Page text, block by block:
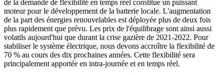
de la demande de flexibilité en temps réel constitue un puissant
moteur pour le développement de la batterie locale. L'augmentation
de la part des énergies renouvelables est déployée plus de deux fois
plus rapidement que prévu. Les prix de l'équilibrage sont ainsi aussi
volatils aujourd'hui que durant la crise gazière de 2021-2022. Pour
stabiliser le système électrique, nous devons accroître la flexibilité de
70 % au cours des dix prochaines années. Cette flexibilité sera
principalement apportée en intra-journée et en temps réel.